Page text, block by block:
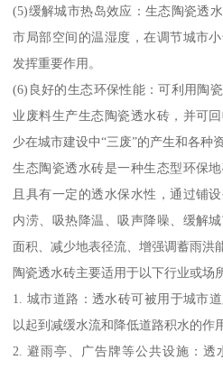
(5)缓解城市热岛效应：生态陶瓷透
市局部空间的温湿度，在调节城市
发挥重要作用。
(6)良好的生态环保性能：可利用陶
业废料生产生态陶瓷透水砖，并可
少在城市建设中“三废”的产生和各种
生态陶瓷透水砖是一种生态型环保
且具有一定的透水保水性，通过铺
内涝、吸热降温、吸声降噪、缓解
面积、减少地表径流、增强调蓄雨洪
陶瓷透水砖主要适用于以下行业或场
1. 城市道路：透水砖可被用于城市
以起到减缓水流和降低道路积水的作
2. 避雨亭、广告牌等公共设施：透